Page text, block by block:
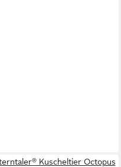
Kuscheltier Octopus